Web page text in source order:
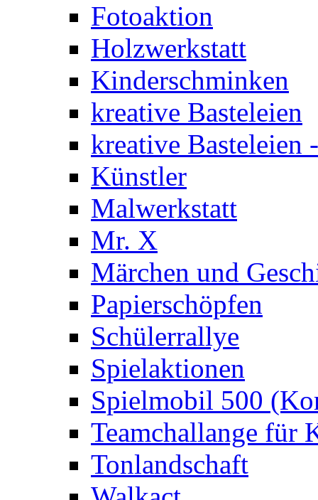
Fotoaktion
Holzwerkstatt
Kinderschminken
kreative Basteleien
kreative Basteleien
Künstler
Malwerkstatt
Mr. X
Märchen und
Papierschöpfen
Schülerrallye
Spielaktionen
Spielmobil 500
Teamchallange für
Tonlandschaft